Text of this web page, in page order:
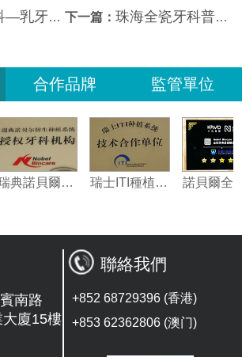
預成冠修復是什麼？ 下一篇： 珠海全瓷牙科普-全瓷牙和烤瓷牙的差別如下
合作品牌 監管單位
南路
廈15樓
聯絡我們
+852 68729396 (香港)
+853 62362806 (澳门)